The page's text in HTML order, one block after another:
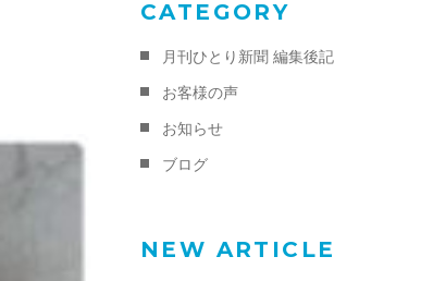
CATEGORY
月刊ひとり新聞 編集後記
お客様の声
お知らせ
ブログ
NEW ARTICLE